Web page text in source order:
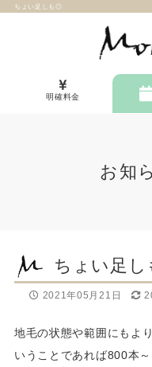
ちょい足しも◎
明確料金
お知
ちょい足
2021年05月21日
地毛の状態や範囲にもよ
いうことであれば800本